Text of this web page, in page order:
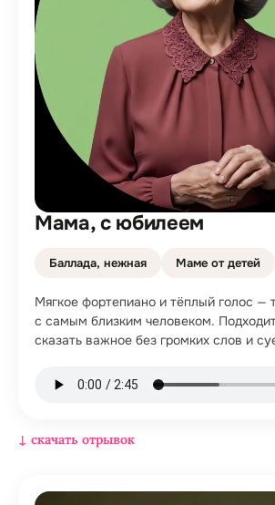
Мама, с юбилеем
Баллада, нежная Маме от детей
Мягкое фортепиано и тёплый голос —
с самым близким человеком.
сказать важное без громких слов и
↓ скачать отрывок